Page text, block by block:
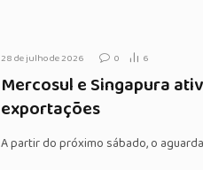
28 de julho de 2026 0 6
Mercosul e Singapura
exportações
A partir do próximo sábado, o